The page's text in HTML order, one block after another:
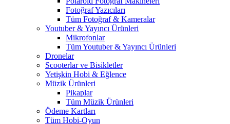
Fotoğraf Yazıcıları
Tüm Fotoğraf & Kameralar
Youtuber & Yayıncı Ürünleri
Mikrofonlar
Tüm Youtuber & Yayıncı Ürünleri
Dronelar
Scooterlar ve Bisikletler
Yetişkin Hobi & Eğlence
Müzik Ürünleri
Pikaplar
Tüm Müzik Ürünleri
Ödeme Kartları
Tüm Hobi-Oyun